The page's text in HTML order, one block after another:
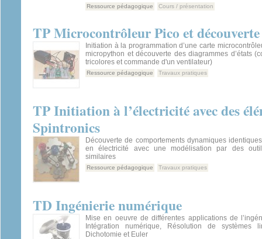
Ressource pédagogique Cours / présentation
TP Microcontrôleur Pico et
Initiation à la programmation d’une carte
micropython et découverte des diagrammes d’états
tricolores et commande d'un ventilateur)
Ressource pédagogique Travaux pratiques
TP Initiation à l’électricité avec des
Spintronics
Découverte de comportements dynamiques
en électricité avec une modélisation par des
similaires
Ressource pédagogique Travaux pratiques
TD Ingénierie numérique
Mise en oeuvre de différentes applications de
Intégration numérique, Résolution de systèmes
Dichotomie et Euler